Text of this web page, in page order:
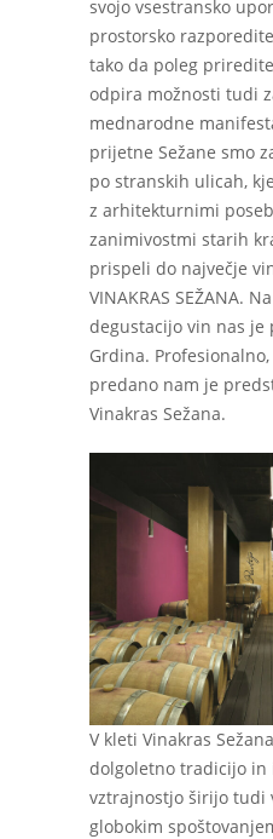
svojo vsestransko
prostorsko
tako da poleg
odpira možnosti tudi
mednarodne
prijetne Sežane smo
po stranskih ulicah,
z arhitekturnimi
zanimivostmi starih
prispeli do največje
VINAKRAS SEŽANA.
degustacijo vin nas je
Grdina.
predano nam je
Vinakras Sežana.
V kleti Vinakras
dolgoletno tradicijo in
vztrajnostjo širijo tudi
globokim